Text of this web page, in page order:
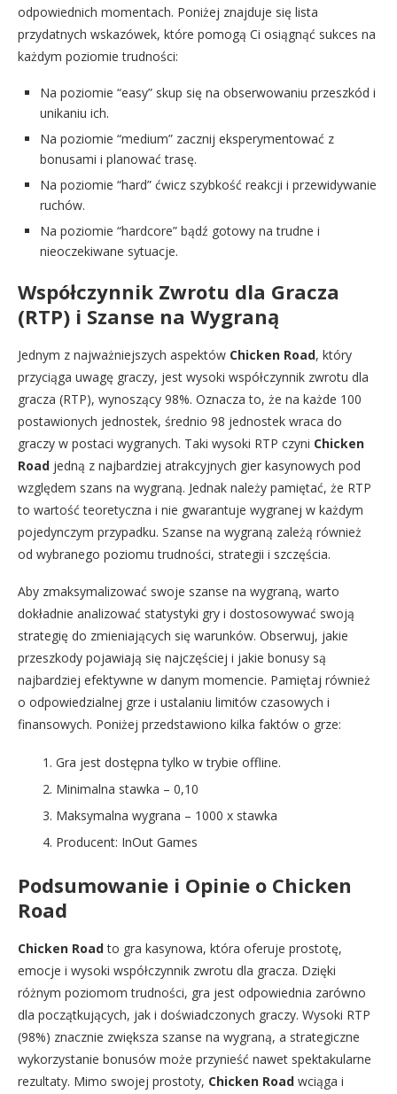
odpowiednich momentach. Poniżej znajduje się lista
przydatnych wskazówek, które pomogą Ci osiągnąć sukces na
każdym poziomie trudności:
Na poziomie “easy” skup się na obserwowaniu przeszkód i
unikaniu ich.
Na poziomie “medium” zacznij eksperymentować z
bonusami i planować trasę.
Na poziomie “hard” ćwicz szybkość reakcji i przewidywanie
ruchów.
Na poziomie “hardcore” bądź gotowy na trudne i
nieoczekiwane sytuacje.
Współczynnik Zwrotu dla Gracza
(RTP) i Szanse na Wygraną
Jednym z najważniejszych aspektów Chicken Road, który
przyciąga uwagę graczy, jest wysoki współczynnik zwrotu dla
gracza (RTP), wynoszący 98%. Oznacza to, że na każde 100
postawionych jednostek, średnio 98 jednostek wraca do
graczy w postaci wygranych. Taki wysoki RTP czyni Chicken
Road jedną z najbardziej atrakcyjnych gier kasynowych pod
względem szans na wygraną. Jednak należy pamiętać, że RTP
to wartość teoretyczna i nie gwarantuje wygranej w każdym
pojedynczym przypadku. Szanse na wygraną zależą również
od wybranego poziomu trudności, strategii i szczęścia.
Aby zmaksymalizować swoje szanse na wygraną, warto
dokładnie analizować statystyki gry i dostosowywać swoją
strategię do zmieniających się warunków. Obserwuj, jakie
przeszkody pojawiają się najczęściej i jakie bonusy są
najbardziej efektywne w danym momencie. Pamiętaj również
o odpowiedzialnej grze i ustalaniu limitów czasowych i
finansowych. Poniżej przedstawiono kilka faktów o grze:
Gra jest dostępna tylko w trybie offline.
Minimalna stawka – 0,10
Maksymalna wygrana – 1000 x stawka
Producent: InOut Games
Podsumowanie i Opinie o Chicken
Road
Chicken Roadto gra kasynowa, która oferuje prostotę,
emocje i wysoki współczynnik zwrotu dla gracza. Dzięki
różnym poziomom trudności, gra jest odpowiednia zarówno
dla początkujących, jak i doświadczonych graczy. Wysoki RTP
(98%) znacznie zwiększa szanse na wygraną, a strategiczne
wykorzystanie bonusów może przynieść nawet spektakularne
rezultaty. Mimo swojej prostoty, Chicken Road wciąga i